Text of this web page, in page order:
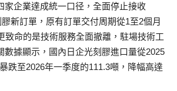
家企業達成統一口径，全面停止接收
新訂單，原有訂單交付周期從1至2個月
致命的是技術服務全面撤離，駐場技術工
數據顯示，國內日企光刻膠進口量從2025
跌至2026年一季度的111.3噸，降幅高達